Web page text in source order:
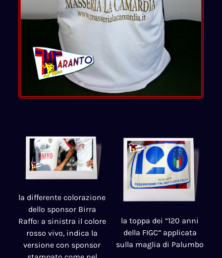
la differente colorazione
dello sponsor Birra
Raffo: a sinistra il colore
rosso vivo, indica la
versione con sponsor
la toppa dei “120 anni
della FIGC” applicata
sulla maglia di Palumbo